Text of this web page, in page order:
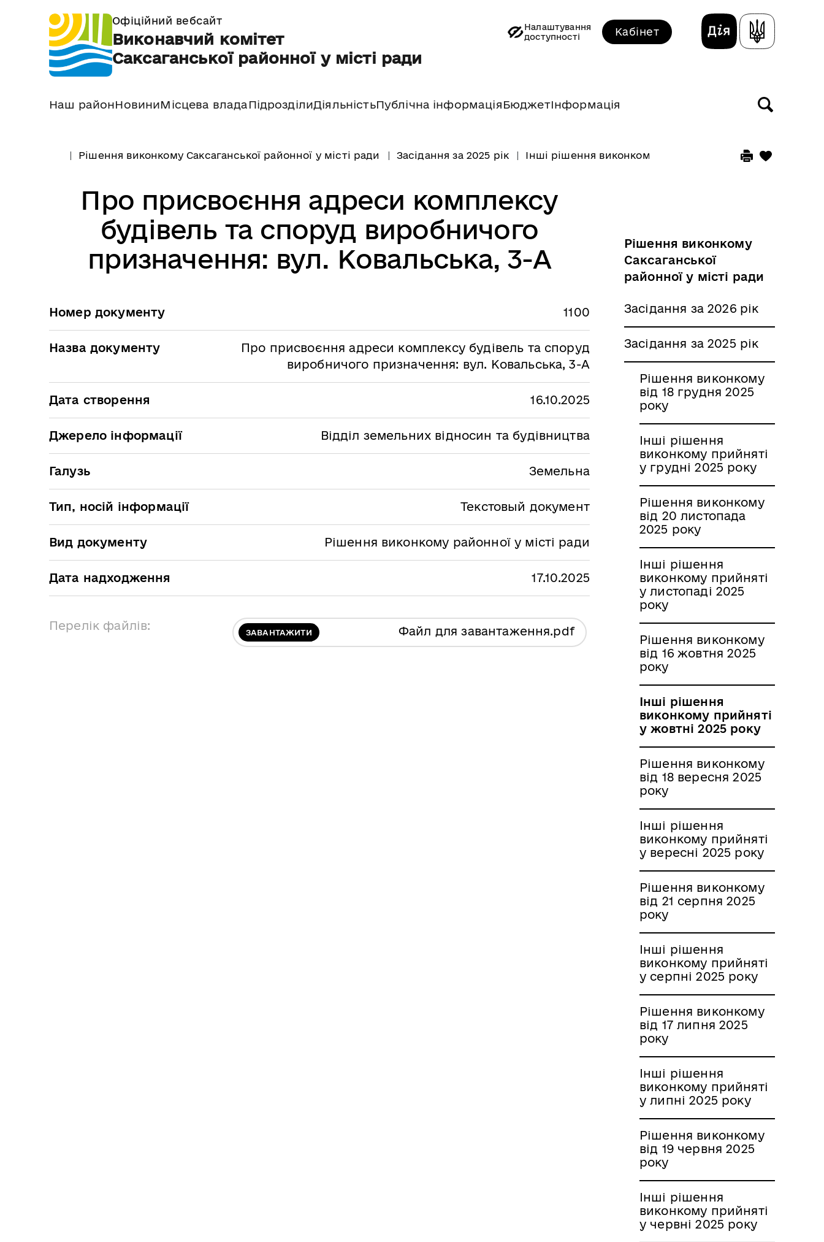
Офіційний вебсайт
Виконавчий комітет
Саксаганської районної у місті ради
Налаштування
доступності
Кабінет
Наш районНовиниМісцева влада ПідрозділиДіяльністьПублічна інформація БюджетІнформація
Рішення виконкому Саксаганської районної у місті ради Засідання за 2025 рік Інші рішення виконкому прийняті у жовтні 2025 року
Про присвоєння адреси комплексу
будівель та споруд виробничого
призначення: вул. Ковальська, 3-А
Номер документу 1100
Назва документу
Про присвоєння адреси комплексу будівель та споруд
виробничого призначення: вул. Ковальська, 3-А
Дата створення 16.10.2025
Джерело інформації Відділ земельних відносин та будівництва
Галузь Земельна
Тип, носій інформації Текстовый документ
Вид документу Рішення виконкому районної у місті ради
Дата надходження 17.10.2025
Перелік файлів: ЗАВАНТАЖИТИ Файл для завантаження.pdf
Рішення виконкому
Саксаганської
районної у місті ради
Засідання за 2026 рік
Засідання за 2025 рік
Рішення виконкому
від 18 грудня 2025
року
Інші рішення
виконкому прийняті
у грудні 2025 року
Рішення виконкому
від 20 листопада
2025 року
Інші рішення
виконкому прийняті
у листопаді 2025
року
Рішення виконкому
від 16 жовтня 2025
року
Інші рішення
виконкому прийняті
у жовтні 2025 року
Рішення виконкому
від 18 вересня 2025
року
Інші рішення
виконкому прийняті
у вересні 2025 року
Рішення виконкому
від 21 серпня 2025
року
Інші рішення
виконкому прийняті
у серпні 2025 року
Рішення виконкому
від 17 липня 2025
року
Інші рішення
виконкому прийняті
у липні 2025 року
Рішення виконкому
від 19 червня 2025
року
Інші рішення
виконкому прийняті
у червні 2025 року